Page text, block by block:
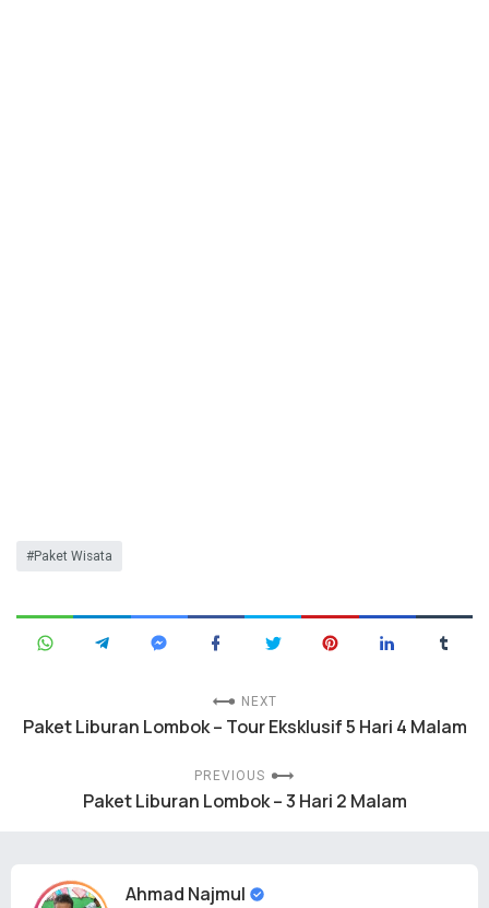
Paket Wisata
NEXT
Paket Liburan Lombok – Tour Eksklusif 5 Hari 4 Malam
PREVIOUS
Paket Liburan Lombok – 3 Hari 2 Malam
Ahmad Najmul